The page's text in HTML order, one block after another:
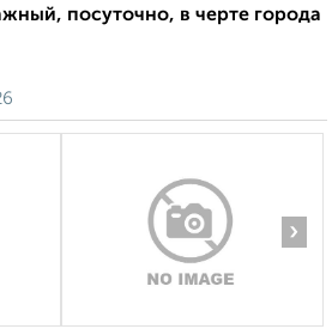
посуточно, в черте города
›